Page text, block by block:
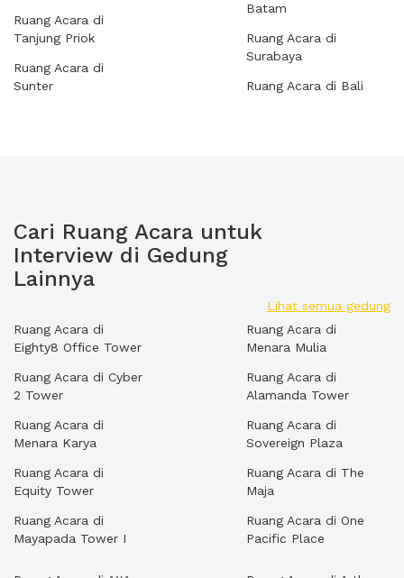
Ruang Acara di
Tanjung Priok
Ruang Acara di
Sunter
Batam
Ruang Acara di
Surabaya
Ruang Acara di Bali
Cari Ruang Acara untuk
Interview di Gedung
Lainnya
Lihat semua gedung
Ruang Acara di
Eighty8 Office Tower
Ruang Acara di Cyber
2 Tower
Ruang Acara di
Menara Karya
Ruang Acara di
Equity Tower
Ruang Acara di
Mayapada Tower I
Ruang Acara di
Menara Mulia
Ruang Acara di
Alamanda Tower
Ruang Acara di
Sovereign Plaza
Ruang Acara di The
Maja
Ruang Acara di One
Pacific Place